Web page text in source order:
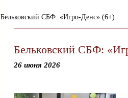
Бельковский СБФ: «Игро-Денс» (6+)
Бельковский СБФ:
26 июня 2026